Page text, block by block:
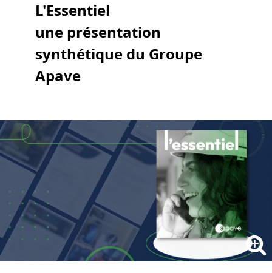
L'Essentiel
une présentation
synthétique du Groupe
Apave